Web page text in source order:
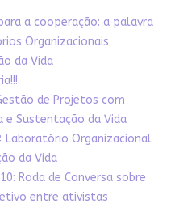
a cooperação: a palavra
Organizacionais
da Vida
de Projetos com
e Sustentação da Vida
Laboratório Organizacional
da Vida
Roda de Conversa sobre
entre ativistas